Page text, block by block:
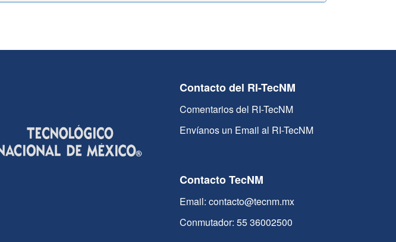
Contacto del RI-TecNM
Comentarios del RI-TecNM
Envíanos un Email al RI-TecNM
Contacto TecNM
Email: contacto@tecnm.mx
Conmutador: 55 36002500